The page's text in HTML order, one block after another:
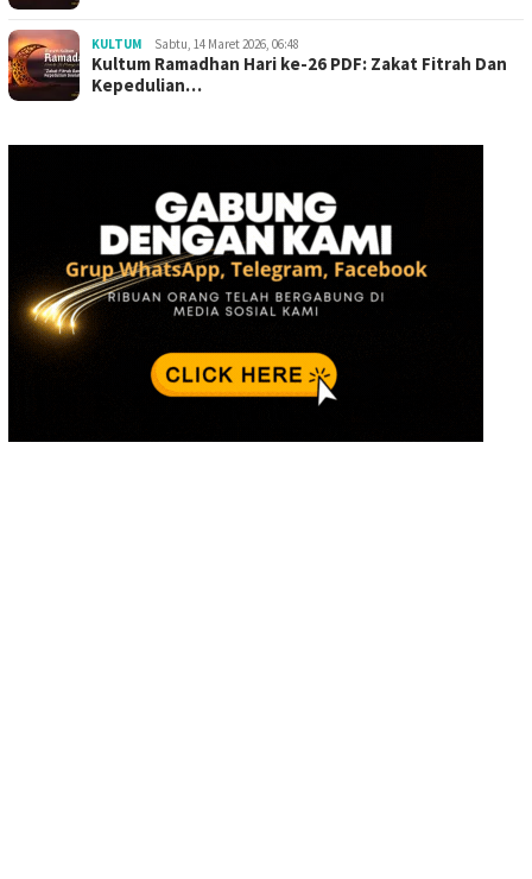
KULTUM Sabtu, 14 Maret 2026, 06:48
Kultum Ramadhan Hari ke-26 PDF: Zakat Fitrah Dan
Kepedulian…